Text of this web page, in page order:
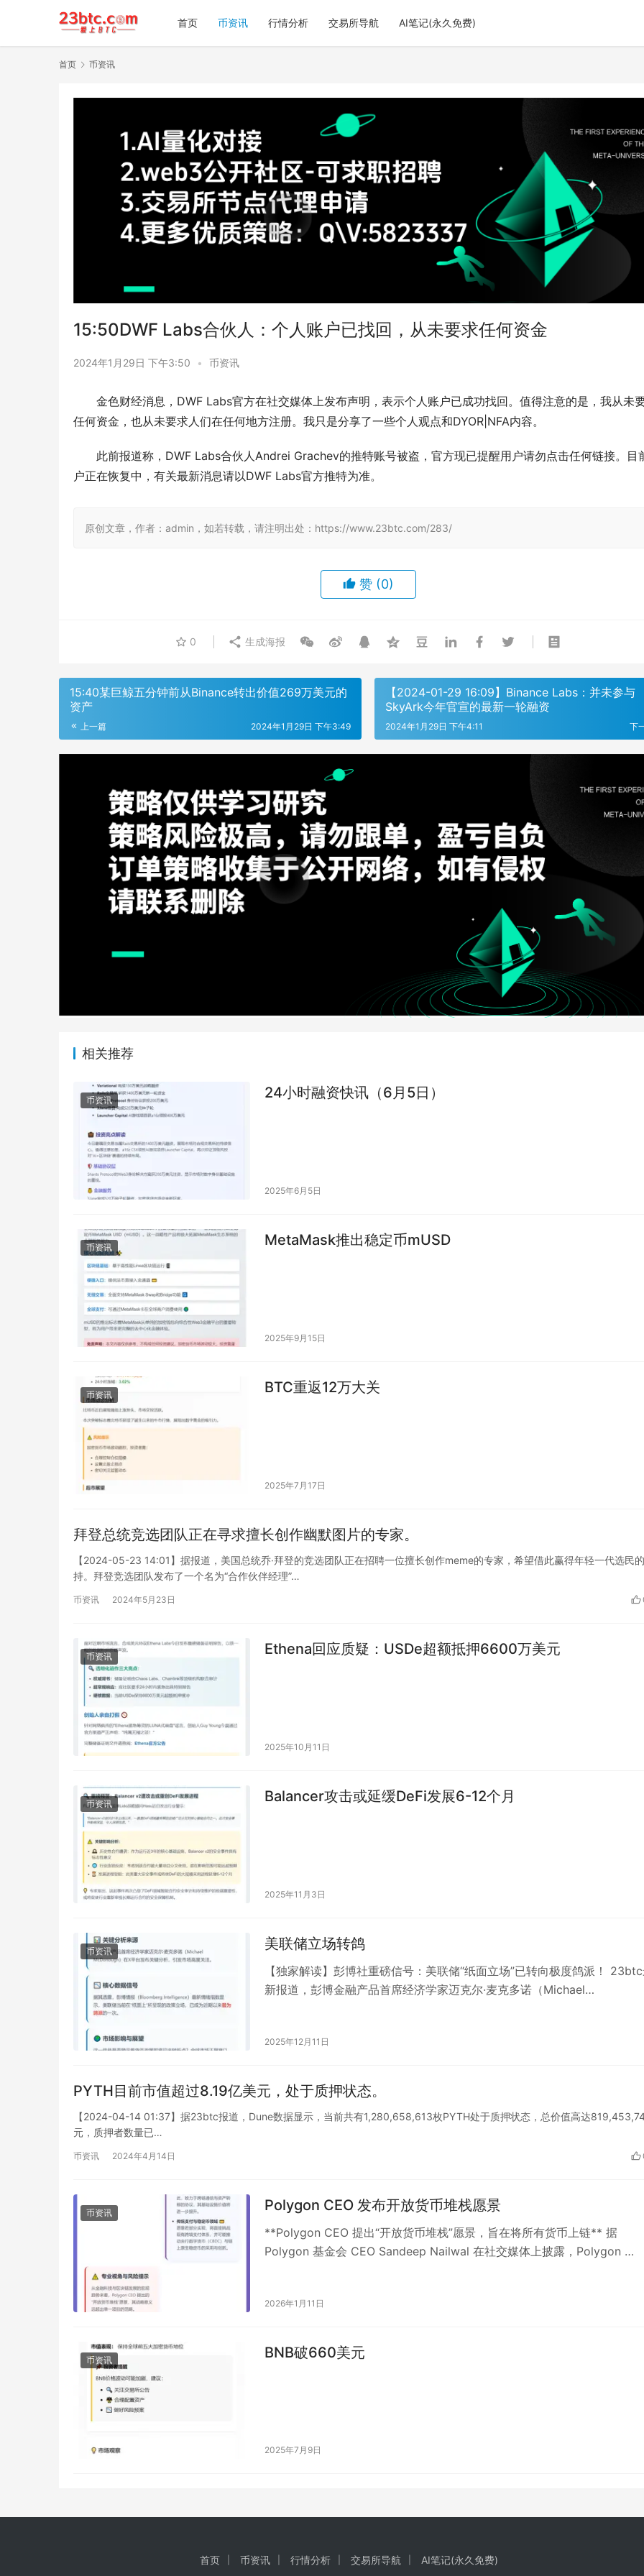
首页 币资讯 行情分析 交易所导航 AI笔记(永久免费)
首页 币资讯
15:50DWF Labs合伙人：个人账户已找回，从未要求任何资金
2024年1月29日 下午3:50 • 币资讯
金色财经消息，DWF Labs官方在社交媒体上发布声明，表示个人账户已成功找回。值得注意的是，我从未
任何资金，也从未要求人们在任何地方注册。我只是分享了一些个人观点和DYOR|NFA内容。
此前报道称，DWF Labs合伙人Andrei Grachev的推特账号被盗，官方现已提醒用户请勿点击任何链接。目
户正在恢复中，有关最新消息请以DWF Labs官方推特为准。
原创文章，作者：admin，如若转载，请注明出处：https://www.23btc.com/283/
赞 (0)
0 生成海报
15:40某巨鲸五分钟前从Binance转出价值269万美元的
资产
上一篇 2024年1月29日 下午3:49
【2024-01-29 16:09】Binance Labs：并未参与
SkyArk今年官宣的最新一轮融资
下
2024年1月29日 下午4:11
相关推荐
币资讯 24小时融资快讯（6月5日）
2025年6月5日
币资讯 MetaMask推出稳定币mUSD
2025年9月15日
币资讯 BTC重返12万大关
2025年7月17日
拜登总统竞选团队正在寻求擅长创作幽默图片的专家。
【2024-05-23 14:01】据报道，美国总统乔·拜登的竞选团队正在招聘一位擅长创作meme的专家，希望借此赢得年轻一代选民
持。拜登竞选团队发布了一个名为“合作伙伴经理”…
币资讯 2024年5月23日
币资讯 Ethena回应质疑：USDe超额抵押6600万美元
2025年10月11日
币资讯 Balancer攻击或延缓DeFi发展6-12个月
2025年11月3日
币资讯 美联储立场转鸽
【独家解读】彭博社重磅信号：美联储“纸面立场”已转向极度鸽派！
新报道，彭博金融产品首席经济学家迈克尔·麦克多诺（Michael
2025年12月11日
PYTH目前市值超过8.19亿美元，处于质押状态。
【2024-04-14 01:37】据23btc报道，Dune数据显示，当前共有1,280,658,613枚PYTH处于质押状态，总价值高达
元，质押者数量已…
币资讯 2024年4月14日
币资讯 Polygon CEO 发布开放货币堆栈愿景
**Polygon CEO 提出“开放货币堆栈”愿景，旨在将所有货币上链** 据
Polygon 基金会 CEO Sandeep Nailwal 在社交媒体上披露，Polygon …
2026年1月11日
币资讯 BNB破660美元
2025年7月9日
首页 币资讯 行情分析 交易所导航 AI笔记(永久免费)